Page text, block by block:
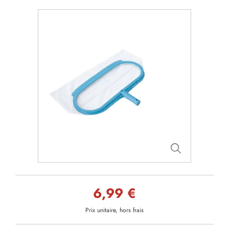
6,99 €
Prix unitaire, hors frais